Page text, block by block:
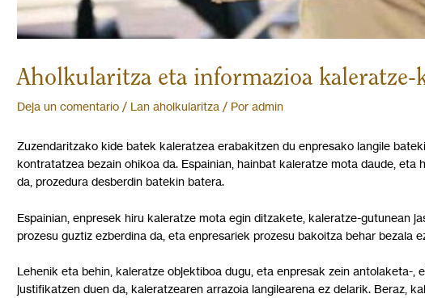
Aholkularitza eta informazioa kaleratze-
Deja un comentario / Lan aholkularitza / Por admin
Zuzendaritzako kide batek kaleratzea erabakitzen du enpresako langile
kontratatzea bezain ohikoa da. Espainian, hainbat kaleratze mota daude,
da, prozedura desberdin batekin batera.
Espainian, enpresek hiru kaleratze mota egin ditzakete, kaleratze-gutunean
prozesu guztiz ezberdina da, eta enpresariek prozesu bakoitza behar bezala
Lehenik eta behin, kaleratze objektiboa dugu, eta enpresak zein antolaketa-,
justifikatzen duen da, kaleratzearen arrazoia langilearena ez delarik. Beraz,